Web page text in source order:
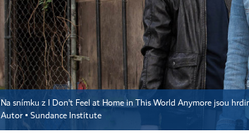
Na snímku z I Don't Feel at Home in This World Anymore jsou
Autor ▪ Sundance Institute